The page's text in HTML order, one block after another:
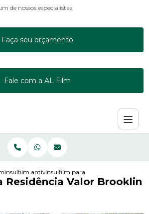
de nossos especialistas!
Faça seu orçamento
Fale com a AL Film
insulfilm antivandalismoinsulfilm para residencia valor
Residência Valor Brooklin